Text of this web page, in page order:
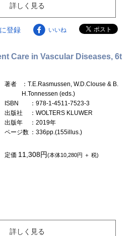
詳しく見る
登録 いいね
Care in Vascular Diseases, 6t
著者
：T.E.Rasmussen, W.D.Clouse & B.
H.Tonnessen (eds.)
ISBN
：978-1-4511-7523-3
出版社
：WOLTERS KLUWER
出版年
：2019年
ページ数 ：336pp.(155illus.)
定価 11,308円(本体10,280円 ＋ 税)
詳しく見る